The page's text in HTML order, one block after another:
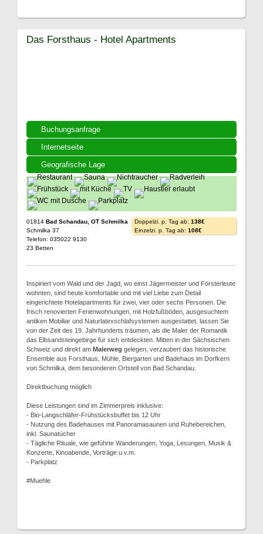
Buchungsanfrage
Internetseite
Geografische Lage
Das Forsthaus - Hotel Apartments
01814 Bad Schandau, OT Schmilka
Schmilka 37
Telefon: 035022 9130
23 Betten
Doppelzi. p. Tag ab: 138€
Einzelzi. p. Tag ab: 108€
Inspiriert vom Wald und der Jagd, wo einst Jägermeister und Försterleute
wohnten, sind heute komfortable und mit viel Liebe zum Detail
eingerichtete Hotelapartments für zwei, vier oder sechs Personen. Die
frisch renovierten Ferienwohnungen, mit Holzfußböden, ausgesuchtem
antiken Mobiliar und Naturlatexschlafsystemen ausgestattet, lassen Sie
von der Zeit des 19. Jahrhunderts träumen, als die Maler der Romantik
das Elbsandsteingebirge für sich entdeckten. Mitten in der Sächsischen
Schweiz und direkt am Malerweg gelegen, verzaubert das historische
Ensemble aus Forsthaus, Mühle, Biergarten und Badehaus im Dorfkern
von Schmilka, dem besonderen Ortsteil von Bad Schandau.
Direktbuchung möglich
Diese Leistungen sind im Zimmerpreis inklusive:
- Bio-Langschläfer-Frühstücksbuffet bis 12 Uhr
- Nutzung des Badehauses mit Panoramasaunen und Ruhebereichen,
inkl. Saunatücher
- Tägliche Rituale, wie geführte Wanderungen, Yoga, Lesungen, Musik &
Konzerte, Kinoabende, Vorträge u.v.m.
- Parkplatz
#Muehle